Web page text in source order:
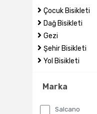
Çocuk Bisikleti
Dağ Bisikleti
Gezi
Şehir Bisikleti
Yol Bisikleti
Marka
Salcano